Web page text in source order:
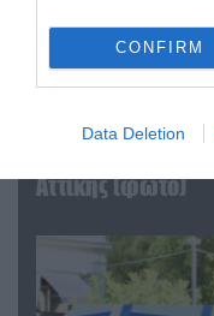
CONFIRM
Data Deletion
«Οι εντελώς
Αττικής (φωτο)